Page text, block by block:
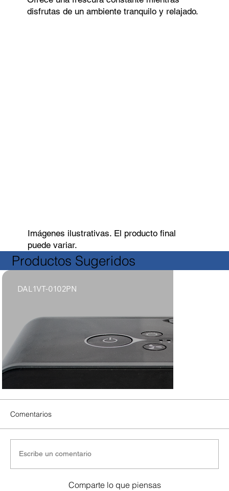
disfrutas de un ambiente tranquilo y relajado.
Imágenes ilustrativas. El producto final
puede variar.
Productos Sugeridos
DAL1VT-0102PN
Comentarios
Escribe un comentario
Comparte lo que piensas